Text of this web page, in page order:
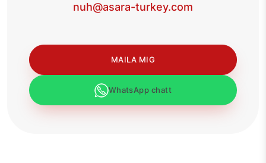
nuh@asara-turkey.com
MAILA MIG
WhatsApp chatt